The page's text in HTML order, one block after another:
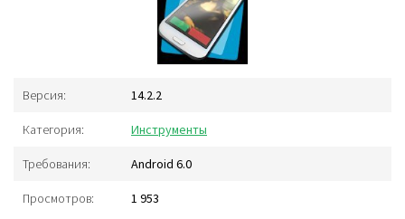
Версия: 14.2.2
Категория: Инструменты
Требования: Android 6.0
Просмотров: 1 953